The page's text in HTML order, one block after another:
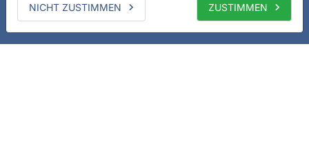
NICHT ZUSTIMMEN ZUSTIMMEN